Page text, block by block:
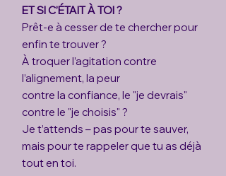
ET SI C’ÉTAIT À TOI ?
Prêt-e à cesser de te chercher pour
enfin te trouver ?
À troquer l’agitation contre
l’alignement, la peur
contre la confiance, le "je devrais"
contre le "je choisis" ?
Je t’attends – pas pour te sauver,
mais pour te rappeler que tu as déjà
tout en toi.